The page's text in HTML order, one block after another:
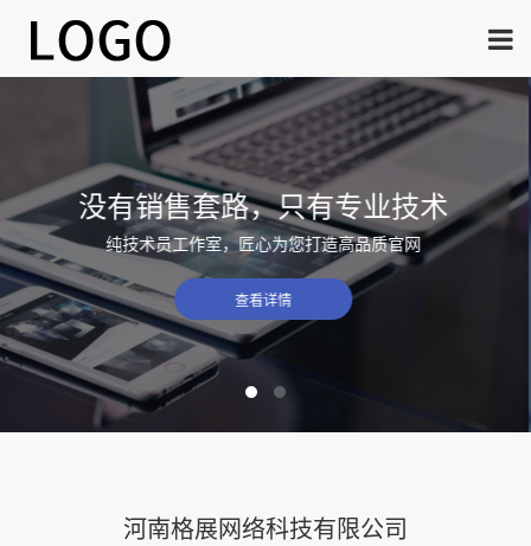
没有销售套路，只有专业技术
纯技术员工作室，匠心为您打造高品质官网
查看详情
河南格展网络科技有限公司